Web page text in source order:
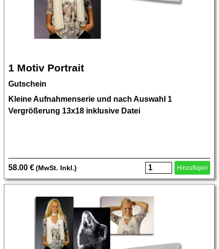
1 Motiv Portrait
Gutschein
Kleine Aufnahmenserie und nach Auswahl 1
Vergrößerung 13x18 inklusive Datei
58.00 € (MwSt. Inkl.) Hinzufügen